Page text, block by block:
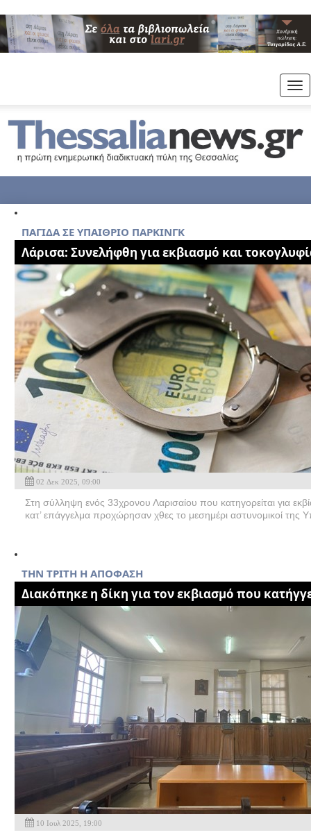
ΠΑΓΙΔΑ ΣΕ ΥΠΑΙΘΡΙΟ ΠΑΡΚΙΝΓΚ
Λάρισα: Συνελήφθη για εκβιασμό και
02 Δεκ 2025, 09:00
Στη σύλληψη ενός 33χρονου Λαρισαίου που κατηγορείται για
κατ’ επάγγελμα προχώρησαν χθες το μεσημέρι αστυνομικοί της
THN TΡΙΤΗ Η ΑΠΟΦΑΣΗ
Διακόπηκε η δίκη για τον εκβιασμό που
10 Ιουλ 2025, 19:00